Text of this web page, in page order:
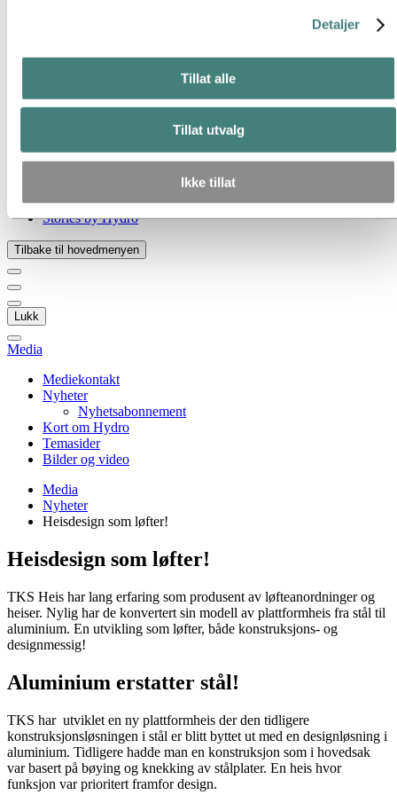
Detaljer
Tillat alle
Tillat utvalg
Ikke tillat
Dette er Hydro
Vår strategi
Hydro-lokasjoner i Norge
Organisasjon
Sponsoravtaler
Stories by Hydro
Tilbake til hovedmenyen
Lukk
Media
Mediekontakt
Nyheter
Nyhetsabonnement
Kort om Hydro
Temasider
Bilder og video
Media
Nyheter
Heisdesign som løfter!
Heisdesign som løfter!
TKS Heis har lang erfaring som produsent av løfteanordninger og
heiser. Nylig har de konvertert sin modell av plattformheis fra stål til
aluminium. En utvikling som løfter, både konstruksjons- og
designmessig!
Aluminium erstatter stål!
TKS har utviklet en ny plattformheis der den tidligere
konstruksjonsløsningen i stål er blitt byttet ut med en designløsning i
aluminium. Tidligere hadde man en konstruksjon som i hovedsak
var basert på bøying og knekking av stålplater. En heis hvor
funksjon var prioritert framfor design.